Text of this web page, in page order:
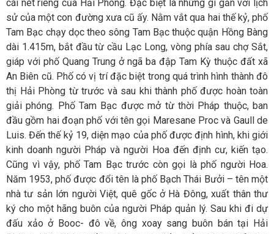
cái nét riêng của Hải Phòng. Đặc biệt là những gì gắn với lịch
sử của một con đường xưa cũ ấy. Nằm vắt qua hai thế kỷ, phố
Tam Bạc chạy dọc theo sông Tam Bạc thuộc quận Hồng Bàng
dài 1.415m, bắt đầu từ cầu Lạc Long, vòng phía sau chợ Sắt,
giáp với phố Quang Trung ở ngã ba đập Tam Kỳ thuộc đất xã
An Biên cũ. Phố có vị trí đặc biệt trong quá trình hình thành đô
thị Hải Phòng từ trước và sau khi thành phố được hoàn toàn
giải phóng. Phố Tam Bạc được mở từ thời Pháp thuộc, ban
đầu gồm hai đoạn phố với tên gọi Maresane Proc và Gaull de
Luis. Đến thế kỷ 19, diện mạo của phố được định hình, khi giới
kinh doanh người Pháp và người Hoa đến định cư, kiến tạo.
Cũng vì vậy, phố Tam Bạc trước còn gọi là phố người Hoa.
Năm 1953, phố được đổi tên là phố Bạch Thái Bưởi – tên một
nhà tư sản lớn người Việt, quê gốc ở Hà Đông, xuất thân thư
ký cho một hãng buôn của người Pháp quản lý. Sau khi đi dự
đấu xảo ở Booc- đô về, ông xoay sang buôn bán tại Hải